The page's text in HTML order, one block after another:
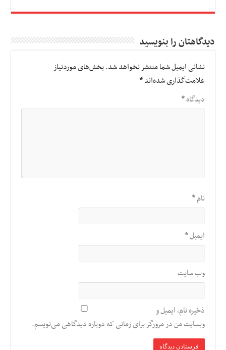
دیدگاهتان را بنویسید
نشانی ایمیل شما منتشر نخواهد شد.بخش‌های موردنیاز
علامت‌گذاری شده‌اند*
دیدگاه*
نام*
ایمیل*
وب‌ سایت
ذخیره نام، ایمیل و
وبسایت من در مرورگر برای زمانی که دوباره دیدگاهی می‌نویسم.